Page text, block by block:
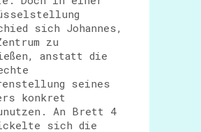
sich Johannes,
zu
anstatt die
seines
konkret
An Brett 4
sich die